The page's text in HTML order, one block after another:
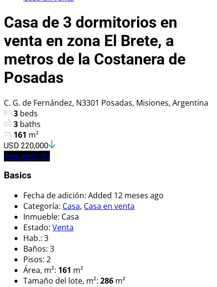
Casa de 3 dormitorios en
venta en zona El Brete, a
metros de la Costanera de
Posadas
C. G. de Fernández, N3301 Posadas, Misiones, Argentina
3 beds
3 baths
161 m²
USD 220,000
Request info
Basics
Fecha de adición: Added 12 meses ago
Categoría: Casa, Casa en venta
Inmueble: Casa
Estado: Venta
Hab.: 3
Baños: 3
Pisos: 2
Área, m²: 161 m²
Tamaño del lote, m²: 286 m²